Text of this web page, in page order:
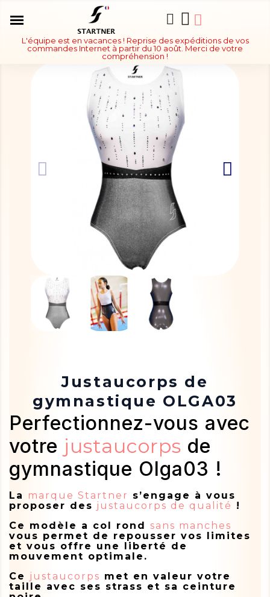
L'équipe est en vacances ! Reprise des expéditions de vos
commandes Internet à partir du 10 août. Merci de votre
compréhension !
Justaucorps de
gymnastique OLGA03
Perfectionnez-vous avec
votre justaucorps de
gymnastique Olga03 !
La marque Startner s’engage à vous
proposer des justaucorps de qualité !
Ce modèle a col rond sans manches
vous permet de repousser vos limites
et vous offre une liberté de
mouvement optimale.
Ce
justaucorps met en valeur votre
taille avec ses strass et sa ceinture